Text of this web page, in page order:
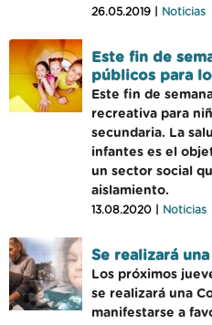
26.05.2019 | Noticias
Este fin de
públicos para
Este fin de
recreativa para
secundaria. La
infantes es el
un sector social
aislamiento.
13.08.2020 | Noticias
Se realizará
Los próximos
se realizará una
manifestarse a